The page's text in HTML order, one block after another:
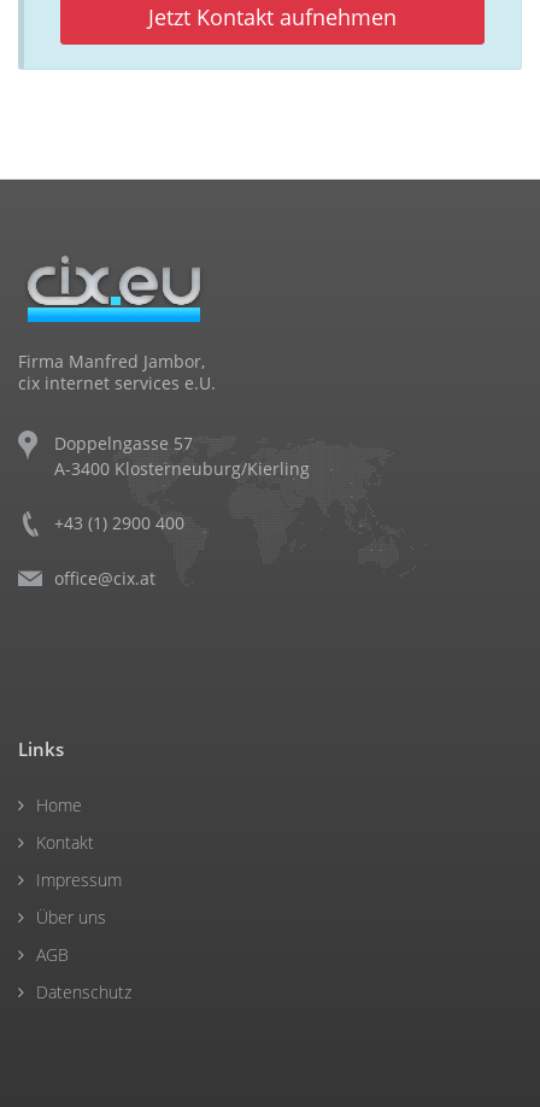
Jetzt Kontakt aufnehmen
Firma Manfred Jambor,
cix internet services e.U.
Doppelngasse 57
A-3400 Klosterneuburg/Kierling
+43 (1) 2900 400
office@cix.at
Links
Home
Kontakt
Impressum
Über uns
AGB
Datenschutz